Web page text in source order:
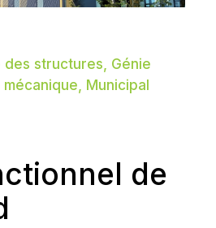
des structures, Génie
Municipal
de